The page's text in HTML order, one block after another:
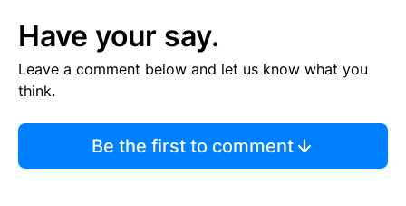
Have your say.
Leave a comment below and let us know what you
think.
Be the first to comment